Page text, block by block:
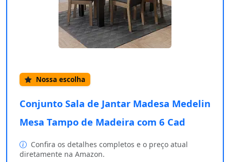
Nossa escolha
Conjunto Sala de Jantar Madesa Medelin
Mesa Tampo de Madeira com 6 Cad
Confira os detalhes completos e o preço atual
diretamente na Amazon.